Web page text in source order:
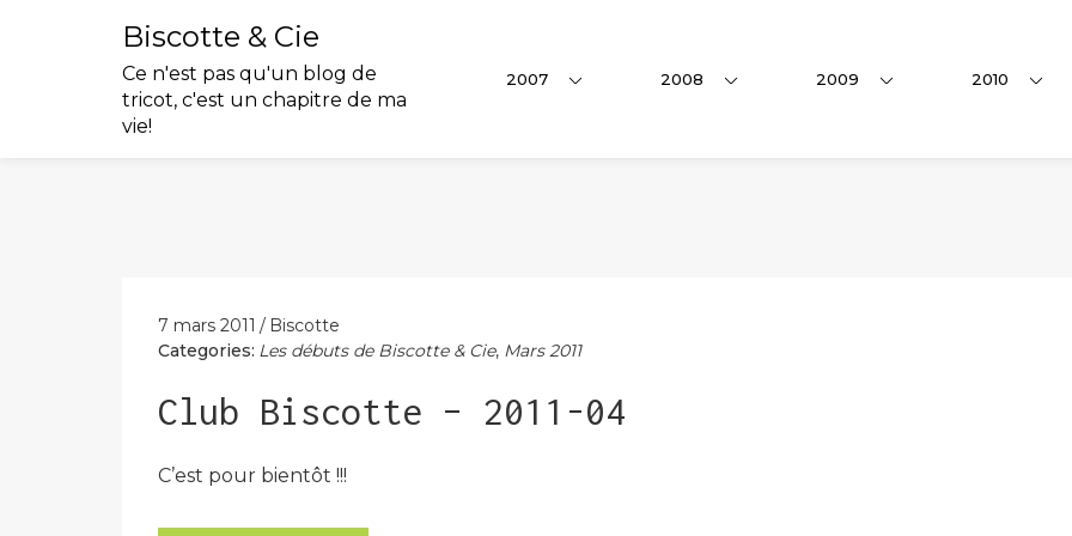
Biscotte & Cie
Ce n'est pas qu'un blog de
tricot, c'est un chapitre de ma
vie!
2007 2008 2009 2010
7 mars 2011
Biscotte
Categories: Les débuts de Biscotte & Cie, Mars 2011
Club Biscotte – 2011-04
C’est pour bientôt !!!